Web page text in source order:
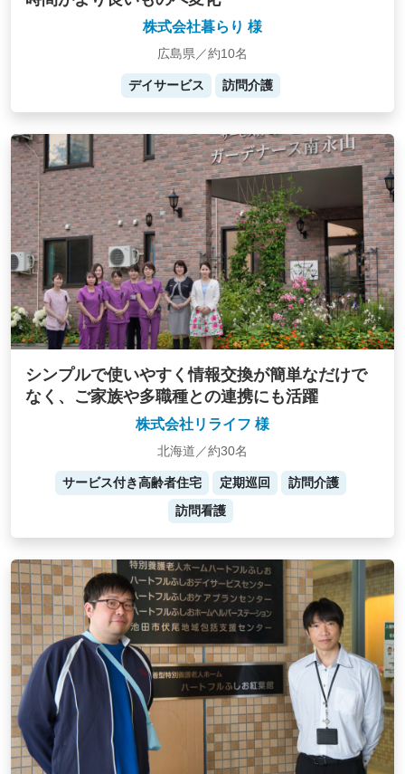
株式会社暮らり 様
広島県／約10名
デイサービス 訪問介護
シンプルで使いやすく情報交換が簡単なだけで
なく、ご家族や多職種との連携にも活躍
株式会社リライフ 様
北海道／約30名
サービス付き高齢者住宅 定期巡回
訪問介護
訪問看護